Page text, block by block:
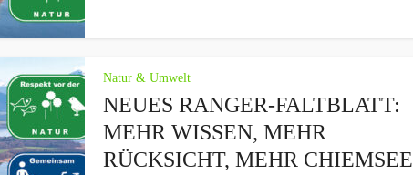
Natur & Umwelt
NEUES RANGER-FALTBLATT:
MEHR WISSEN, MEHR
RÜCKSICHT, MEHR CHIEMSEE